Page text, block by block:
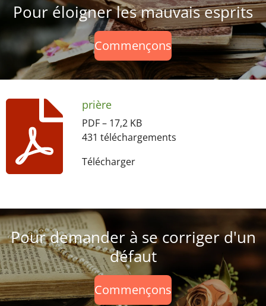
Pour éloigner les mauvais esprits
Commençons
prière
PDF – 17,2 KB
431 téléchargements
Télécharger
Pour demander à se corriger d'un
défaut
Commençons